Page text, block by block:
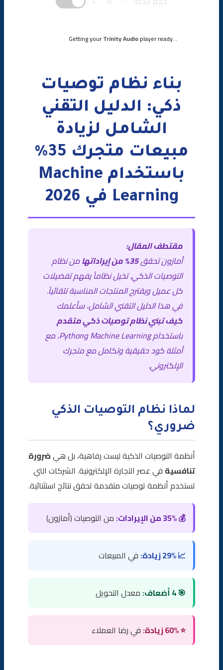
Getting yourTrinity Audioplayer ready...
بناء نظام توصيات
ذكي: الدليل التقني
الشامل لزيادة
مبيعات متجرك 35%
باستخدام Machine
Learning في 2026
مقتطف المقال:
أمازون تحقق35% من إيراداتها
من نظام
التوصيات الذكي. تخيل نظاماً يفهم تفضيلات
كل عميل ويقترح المنتجات المناسبة تلقائياً.
في هذا الدليل التقني الشامل، سأعلمك
كيف تبني نظام توصيات ذكي متقدم
باستخدام Machine Learning وPython، مع
أمثلة كود حقيقية وتكامل مع متجرك
الإلكتروني.
لماذا نظام التوصيات الذكي
ضروري؟
أنظمة التوصيات الذكية ليست رفاهية، بل هيضرورة
تنافسية في عصر التجارة الإلكترونية. الشركات التي
تستخدم أنظمة توصيات متقدمة تحقق نتائج استثنائية.
💰 35% من الإيرادات: من التوصيات (أمازون)
📈 29% زيادة: في المبيعات
🎯 4 أضعاف: معدل التحويل
⭐ 60% زيادة: في رضا العملاء
الحل المطبق
الدرس المستفاد
أخطاء شائعة يجب تجنبها
قائمة التحقق (Checklist)
✅ استخدم هذه القائمة:
مؤسسة الصقر للتسويق الرقمي وخدمات أنظمة التوصيات
الخلاصة
الأسئلة الشائعة (FAQ)